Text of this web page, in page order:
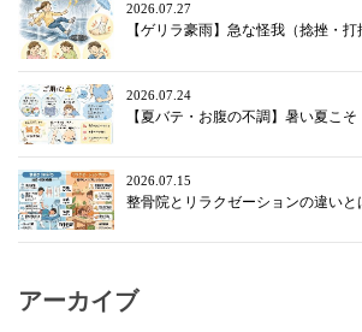
2026.07.27
【ゲリラ豪雨】急な怪我（捻挫・
2026.07.24
【夏バテ・お腹の不調】暑い夏こ
2026.07.15
整骨院とリラクゼーションの違いと
アーカイブ